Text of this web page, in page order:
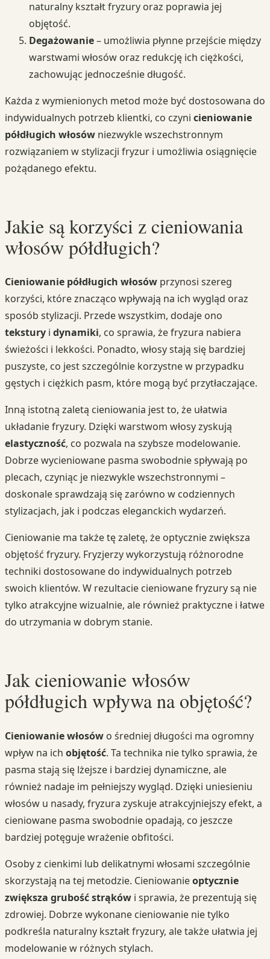
naturalny kształt fryzury oraz poprawia jej
objętość.
Degażowanie– umożliwia płynne przejście między
warstwami włosów oraz redukcję ich ciężkości,
zachowując jednocześnie długość.
Każda z wymienionych metod może być dostosowana do
indywidualnych potrzeb klientki, co czyni cieniowanie
półdługich włosów niezwykle wszechstronnym
rozwiązaniem w stylizacji fryzur i umożliwia osiągnięcie
pożądanego efektu.
Jakie są korzyści z cieniowania
włosów półdługich?
Cieniowanie półdługich włosów przynosi szereg
korzyści, które znacząco wpływają na ich wygląd oraz
sposób stylizacji. Przede wszystkim, dodaje ono
tekstury i dynamiki, co sprawia, że fryzura nabiera
świeżości i lekkości. Ponadto, włosy stają się bardziej
puszyste, co jest szczególnie korzystne w przypadku
gęstych i ciężkich pasm, które mogą być przytłaczające.
Inną istotną zaletą cieniowania jest to, że ułatwia
układanie fryzury. Dzięki warstwom włosy zyskują
elastyczność, co pozwala na szybsze modelowanie.
Dobrze wycieniowane pasma swobodnie spływają po
plecach, czyniąc je niezwykle wszechstronnymi –
doskonale sprawdzają się zarówno w codziennych
stylizacjach, jak i podczas eleganckich wydarzeń.
Cieniowanie ma także tę zaletę, że optycznie zwiększa
objętość fryzury. Fryzjerzy wykorzystują różnorodne
techniki dostosowane do indywidualnych potrzeb
swoich klientów. W rezultacie cieniowane fryzury są nie
tylko atrakcyjne wizualnie, ale również praktyczne i łatwe
do utrzymania w dobrym stanie.
Jak cieniowanie włosów
półdługich wpływa na objętość?
Cieniowanie włosów o średniej długości ma ogromny
wpływ na ich objętość. Ta technika nie tylko sprawia, że
pasma stają się lżejsze i bardziej dynamiczne, ale
również nadaje im pełniejszy wygląd. Dzięki uniesieniu
włosów u nasady, fryzura zyskuje atrakcyjniejszy efekt, a
cieniowane pasma swobodnie opadają, co jeszcze
bardziej potęguje wrażenie obfitości.
Osoby z cienkimi lub delikatnymi włosami szczególnie
skorzystają na tej metodzie. Cieniowanieoptycznie
zwiększa grubość strąków i sprawia, że prezentują się
zdrowiej. Dobrze wykonane cieniowanie nie tylko
podkreśla naturalny kształt fryzury, ale także ułatwia jej
modelowanie w różnych stylach.